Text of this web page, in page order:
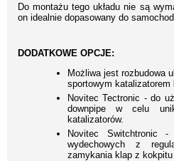
Do montażu tego układu nie są
on idealnie dopasowany do
DODATKOWE OPCJE:
Możliwa jest rozbudowa
sportowym katalizatorem
Novitec Tectronic - do
downpipe w celu
katalizatorów.
Novitec Switchtronic
wydechowych z
zamykania klap z kokpitu